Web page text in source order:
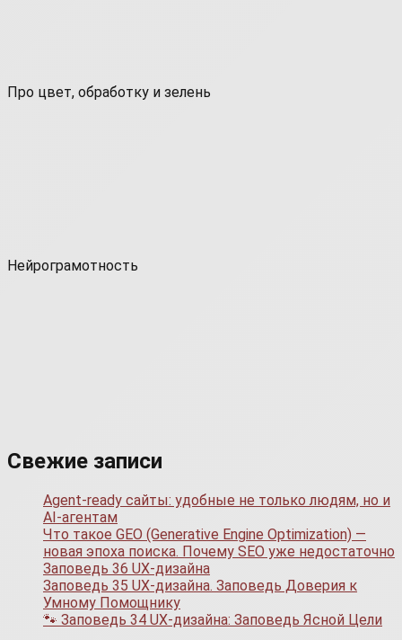
Про цвет, обработку и зелень
Нейрограмотность
Свежие записи
Agent-ready сайты: удобные не только людям, но и
AI-агентам
Что такое GEO (Generative Engine Optimization) —
новая эпоха поиска. Почему SEO уже недостаточно
Заповедь 36 UX-дизайна
Заповедь 35 UX-дизайна. Заповедь Доверия к
Умному Помощнику
🐾 Заповедь 34 UX-дизайна: Заповедь Ясной Цели